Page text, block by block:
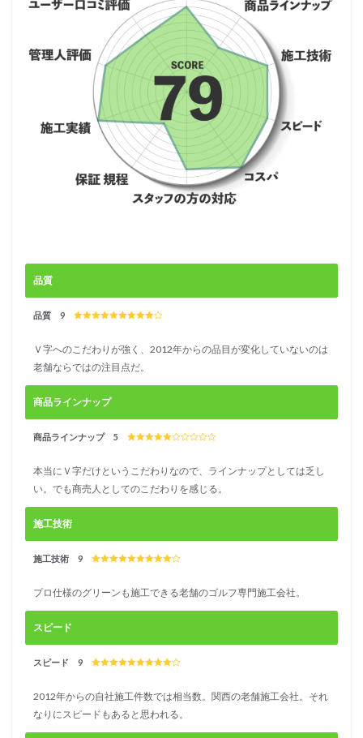
品質
品質 9
Ｖ字へのこだわりが強く、2012年からの品目が変化していないのは
老舗ならではの注目点だ。
商品ラインナップ
商品ラインナップ 5
本当にＶ字だけというこだわりなので、ラインナップとしては乏し
い。でも商売人としてのこだわりを感じる。
施工技術
施工技術 9
プロ仕様のグリーンも施工できる老舗のゴルフ専門施工会社。
スピード
スピード 9
2012年からの自社施工件数では相当数。関西の老舗施工会社。それ
なりにスピードもあると思われる。